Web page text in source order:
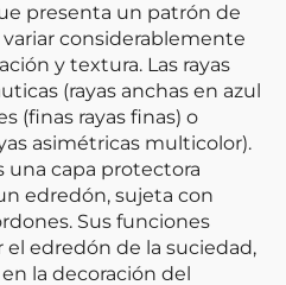
presenta un patrón de
variar considerablemente
y textura. Las rayas
(rayas anchas en azul
(finas rayas finas) o
asimétricas multicolor).
una capa protectora
edredón, sujeta con
Sus funciones
edredón de la suciedad,
la decoración del